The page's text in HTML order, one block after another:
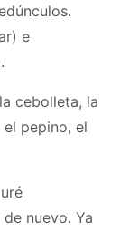
e
cebolleta, la
pepino, el
nuevo. Ya